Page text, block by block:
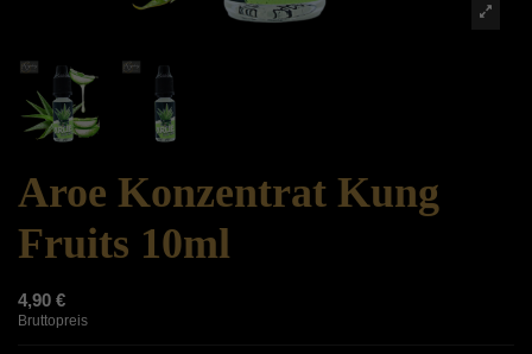
Aroe Konzentrat Kung
Fruits 10ml
4,90 €
Bruttopreis